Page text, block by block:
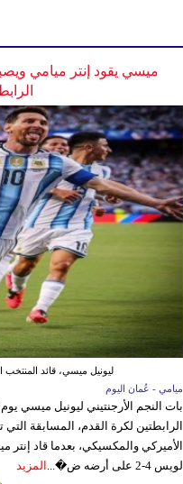
ميسي يقود إنتر ميامي
ليونيل ميسي، قائد المنتخب
ميامي - عُمان اليوم
بات النجم الأرجنتيني ليونيل ميسي
الرابطتين لكرة القدم، المسابقة
الأميركي والمكسيكي، بعدما قاد إنتر
لويس 4-2 على أرضه ض�...
المزيد